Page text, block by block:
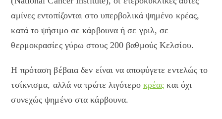
αμίνες εντοπίζονται στο υπερβολικά ψημένο κρέας,
κατά το ψήσιμο σε κάρβουνα ή σε γριλ, σε
θερμοκρασίες γύρω στους 200 βαθμούς Κελσίου.
Η πρόταση βέβαια δεν είναι να αποφύγετε εντελώς το
τσίκνισμα, αλλά να τρώτε λιγότερο κρέας και όχι
συνεχώς ψημένο στα κάρβουνα.